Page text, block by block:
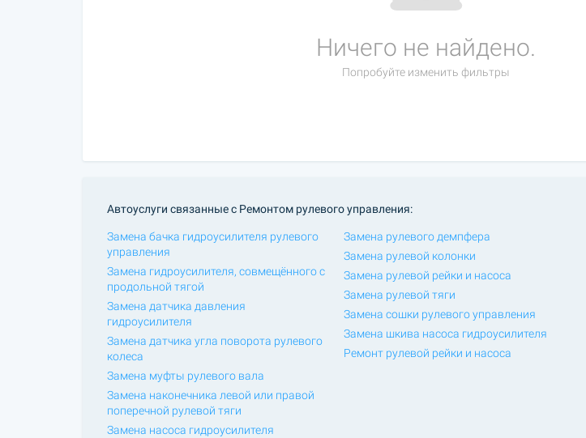
Ничего не найдено.
Попробуйте изменить фильтры
Автоуслуги связанные с Ремонтом рулевого управления:
Замена бачка гидроусилителя рулевого
управления
Замена гидроусилителя, совмещённого с
продольной тягой
Замена датчика давления
гидроусилителя
Замена датчика угла поворота рулевого
колеса
Замена муфты рулевого вала
Замена наконечника левой или правой
поперечной рулевой тяги
Замена насоса гидроусилителя
Замена рулевого демпфера
Замена рулевой колонки
Замена рулевой рейки и насоса
Замена рулевой тяги
Замена сошки рулевого управления
Замена шкива насоса гидроусилителя
Ремонт рулевой рейки и насоса